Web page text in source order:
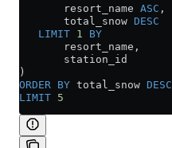
       resort_name
ASC ,
       total_snow
DESC
   LIMIT
1
BY
       resort_name,
       station_id
)
ORDER BY total_snow DESC
LIMIT 5